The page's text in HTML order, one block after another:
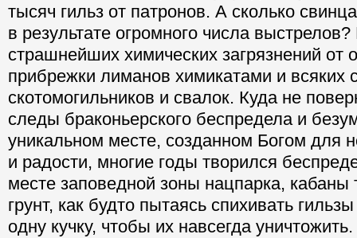
тысяч гильз от патронов. А сколько
в результате огромного числа
страшнейших химических загрязнений от
прибрежки лиманов химикатами и всяких
скотомогильников и свалок. Куда не
следы браконьерского беспредела и
уникальном месте, созданном Богом для
и радости, многие годы творился
месте заповедной зоны нацпарка, кабаны
грунт, как будто пытаясь спихивать
одну кучку, чтобы их навсегда уничтожить.